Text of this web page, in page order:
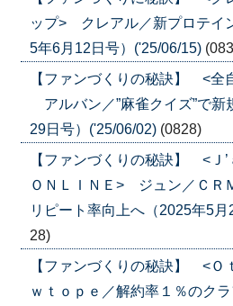
ップ> クレアル／新プロテイ
5年6月12日号）('25/06/15)
【ファンづくりの秘訣】 <全
アルバン／”麻雀クイズ”で新
29日号）('25/06/02) (0828)
【ファンづくりの秘訣】 <
ＯＮＬＩＮＥ> ジュン／ＣＲ
リピート率向上へ（2025年5
28)
【ファンづくりの秘訣】 <
ｗｔｏｐｅ／解約率１％のク